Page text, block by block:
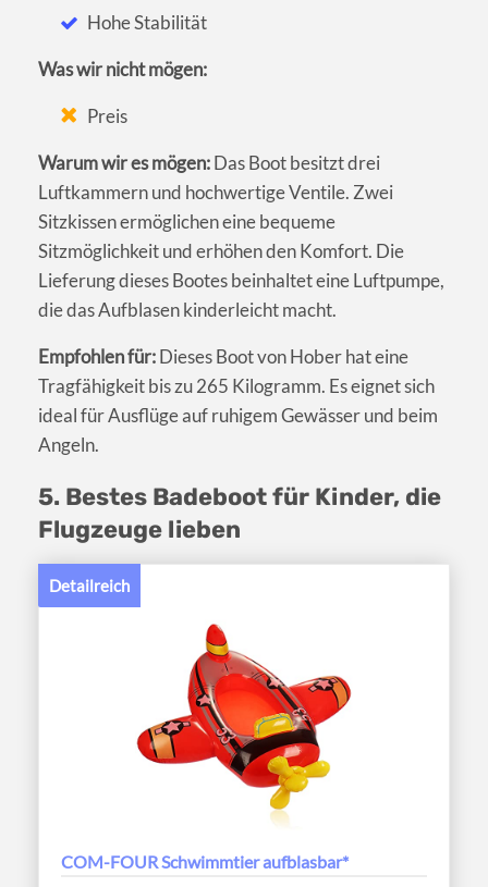
Hohe Stabilität
Was wir nicht mögen:
Preis
Warum wir es mögen:Das Boot besitzt drei
Luftkammern und hochwertige Ventile. Zwei
Sitzkissen ermöglichen eine bequeme
Sitzmöglichkeit und erhöhen den Komfort. Die
Lieferung dieses Bootes beinhaltet eine Luftpumpe,
die das Aufblasen kinderleicht macht.
Empfohlen für:Dieses Boot von Hober hat eine
Tragfähigkeit bis zu 265 Kilogramm. Es eignet sich
ideal für Ausflüge auf ruhigem Gewässer und beim
Angeln.
5. Bestes Badeboot für Kinder, die
Flugzeuge lieben
Detailreich
COM-FOUR Schwimmtier aufblasbar*